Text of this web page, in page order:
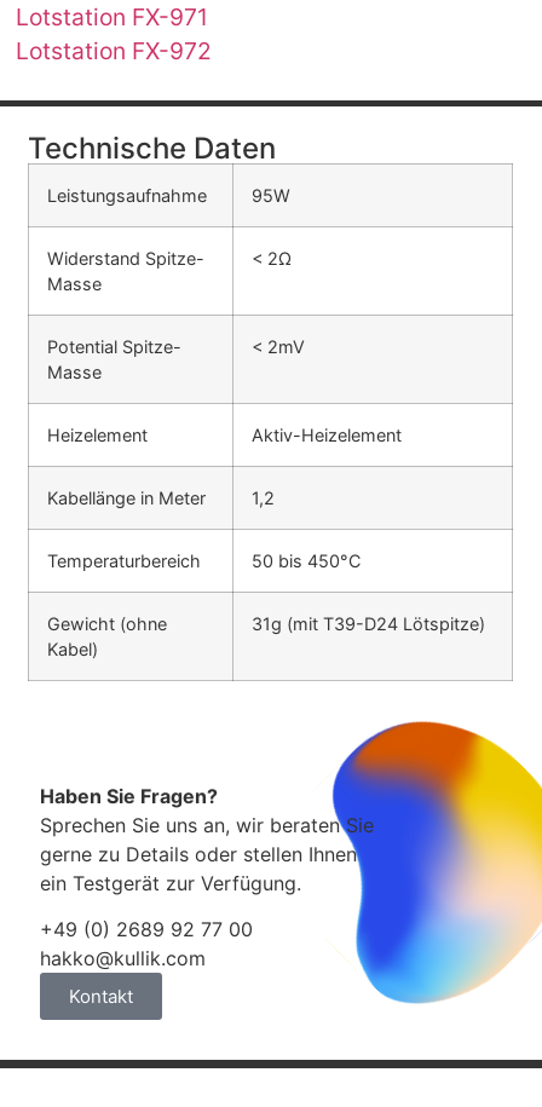
Lotstation FX-971
Lotstation FX-972
Technische Daten
Leistungsaufnahme 95W
Widerstand Spitze-
Masse
< 2Ω
Potential Spitze-
Masse
< 2mV
Heizelement Aktiv-Heizelement
Kabellänge in Meter 1,2
Temperaturbereich 50 bis 450°C
Gewicht (ohne
Kabel)
31g (mit T39-D24 Lötspitze)
Haben Sie Fragen?
Sprechen Sie uns an, wir beraten Sie
gerne zu Details oder stellen Ihnen
ein Testgerät zur Verfügung.
+49 (0) 2689 92 77 00
hakko@kullik.com
Kontakt